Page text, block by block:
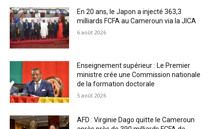
En 20 ans, le Japon a injecté 363,3
milliards FCFA au Cameroun via la JICA
6 août 2026
Enseignement supérieur : Le Premier
ministre crée une Commission nationale
de la formation doctorale
5 août 2026
AFD : Virginie Dago quitte le Cameroun